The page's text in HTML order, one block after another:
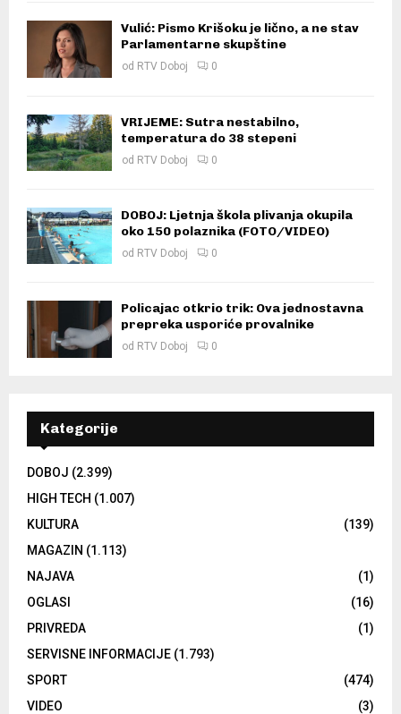
Vulić: Pismo Krišoku je lično, a ne stav
Parlamentarne skupštine
od RTV Doboj 0
VRIJEME: Sutra nestabilno,
temperatura do 38 stepeni
od RTV Doboj 0
DOBOJ: Ljetnja škola plivanja okupila
oko 150 polaznika (FOTO/VIDEO)
od RTV Doboj 0
Policajac otkrio trik: Ova jednostavna
prepreka usporiće provalnike
od RTV Doboj 0
Kategorije
DOBOJ (2.399)
HIGH TECH (1.007)
KULTURA
(139)
MAGAZIN (1.113)
NAJAVA
(1)
OGLASI
(16)
PRIVREDA
(1)
SERVISNE INFORMACIJE (1.793)
SPORT
(474)
VIDEO
(3)